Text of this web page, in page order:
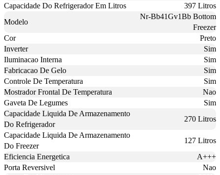
Capacidade Do Refrigerador Em Litros
397 Litros
Modelo
Nr-Bb41Gv1Bb Bottom
Freezer
Cor
Preto
Inverter
Sim
Iluminacao Interna
Sim
Fabricacao De Gelo
Sim
Controle De Temperatura
Sim
Mostrador Frontal De Temperatura
Nao
Gaveta De Legumes
Sim
Capacidade Liquida De Armazenamento
Do Refrigerador
270 Litros
Capacidade Liquida De Armazenamento
Do Freezer
127 Litros
Eficiencia Energetica
A+++
Porta Reversivel
Nao